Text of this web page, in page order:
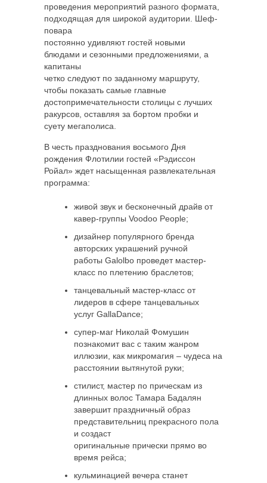
проведения мероприятий разного формата,
подходящая для широкой аудитории. Шеф-
повара
постоянно удивляют гостей новыми
блюдами и сезонными предложениями, а
капитаны
четко следуют по заданному маршруту,
чтобы показать самые главные
достопримечательности столицы с лучших
ракурсов, оставляя за бортом пробки и
суету мегаполиса.
В честь празднования восьмого Дня
рождения Флотилии гостей «Рэдиссон
Ройал» ждет насыщенная развлекательная
программа:
живой звук и бесконечный драйв от
кавер-группы Voodoo People;
дизайнер популярного бренда
авторских украшений ручной
работы Galolbo проведет мастер-
класс по плетению браслетов;
танцевальный мастер-класс от
лидеров в сфере танцевальных
услуг GallaDance;
супер-маг Николай Фомушин
познакомит вас с таким жанром
иллюзии, как микромагия – чудеса на
расстоянии вытянутой руки;
стилист, мастер по прическам из
длинных волос Тамара Бадалян
завершит праздничный образ
представительниц прекрасного пола
и создаст
оригинальные прически прямо во
время рейса;
кульминацией вечера станет